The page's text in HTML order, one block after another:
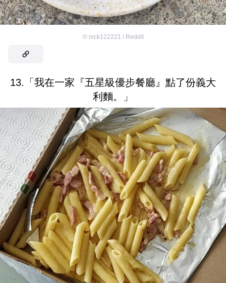
© nick122221 / Reddit
13.「我在一家『五星級優步餐廳』點了份義大
利麵。」